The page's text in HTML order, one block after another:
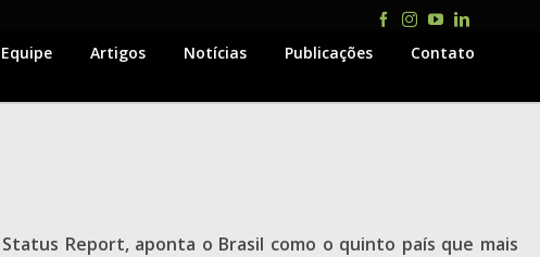
Facebook
Instagram
YouTubeLinkedIn
Equipe Artigos Notícias Publicações Contato
Report, aponta o Brasil como o quinto país que mais